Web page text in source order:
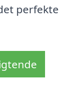
perfekte